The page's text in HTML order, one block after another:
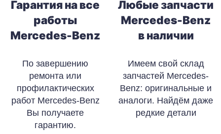
Гарантия на все
работы
Mercedes-Benz
По завершению
ремонта или
профилактических
работ Mercedes-Benz
Вы получаете
гарантию.
Любые запчасти
Mercedes-Benz
в наличии
Имеем свой склад
запчастей Mercedes-
Benz: оригинальные и
аналоги. Найдём даже
редкие детали